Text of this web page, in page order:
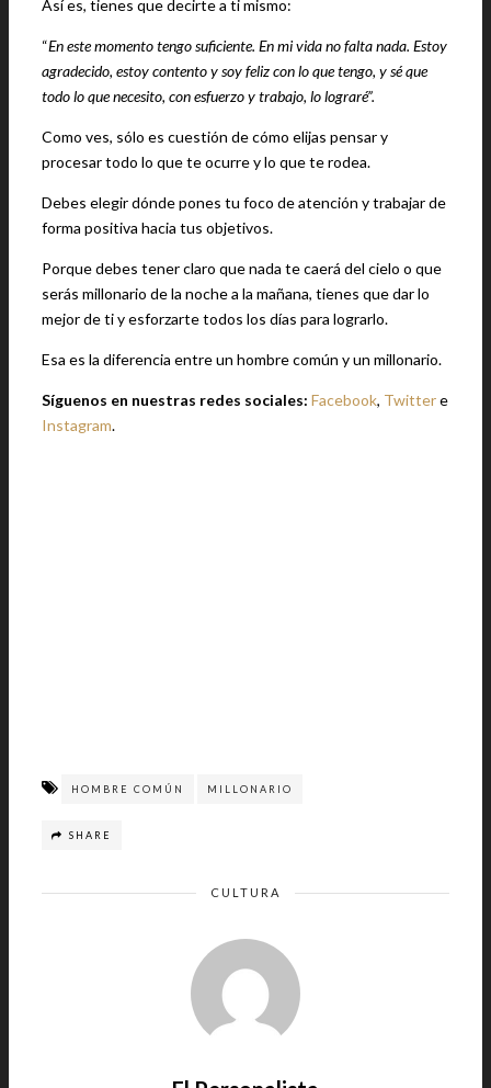
Así es, tienes que decirte a ti mismo:
“En este momento tengo suficiente. En mi vida no falta nada. Estoy
agradecido, estoy contento y soy feliz con lo que tengo, y sé que
todo lo que necesito, con esfuerzo y trabajo, lo lograré”.
Como ves, sólo es cuestión de cómo elijas pensar y
procesar todo lo que te ocurre y lo que te rodea.
Debes elegir dónde pones tu foco de atención y trabajar de
forma positiva hacia tus objetivos.
Porque debes tener claro que nada te caerá del cielo o que
serás millonario de la noche a la mañana, tienes que dar lo
mejor de ti y esforzarte todos los días para lograrlo.
Esa es la diferencia entre un hombre común y un millonario.
Síguenos en nuestras redes sociales: Facebook, Twittere
Instagram.
HOMBRE COMÚN MILLONARIO
SHARE
CULTURA